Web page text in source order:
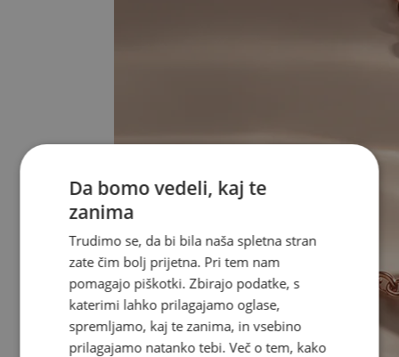
Da bomo vedeli, kaj te
zanima
Trudimo se, da bi bila naša spletna stran
zate čim bolj prijetna. Pri tem nam
pomagajo piškotki. Zbirajo podatke, s
katerimi lahko prilagajamo oglase,
spremljamo, kaj te zanima, in vsebino
prilagajamo natanko tebi. Več o tem, kako